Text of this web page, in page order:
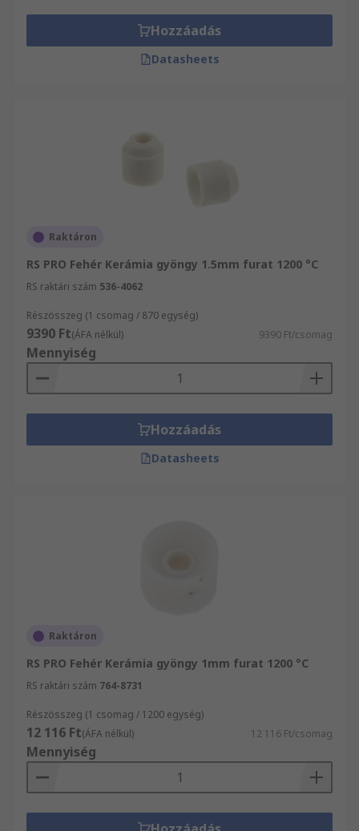
választékát kínálja, 24 órán belüli szállítással.
Amennyiben ezen termékekre vonatkozó
kérdései vannak, forduljon bizalommal
Hozzáadás
Datasheets
Raktáron
RS PRO Fehér Kerámia gyöngy 1.5mm furat 1200 °C
RS raktári szám 536-4062
Részösszeg (1 csomag / 870 egység)
9390 Ft(ÁFA nélkül) 9390 Ft/csomag
Mennyiség
Hozzáadás
Datasheets
Raktáron
RS PRO Fehér Kerámia gyöngy 1mm furat 1200 °C
RS raktári szám 764-8731
Részösszeg (1 csomag / 1200 egység)
12 116 Ft(ÁFA nélkül) 12 116 Ft/csomag
Mennyiség